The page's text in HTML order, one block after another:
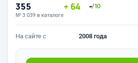
355
№ 3 039 в каталоге
64 -/10
На сайте с 2008 года